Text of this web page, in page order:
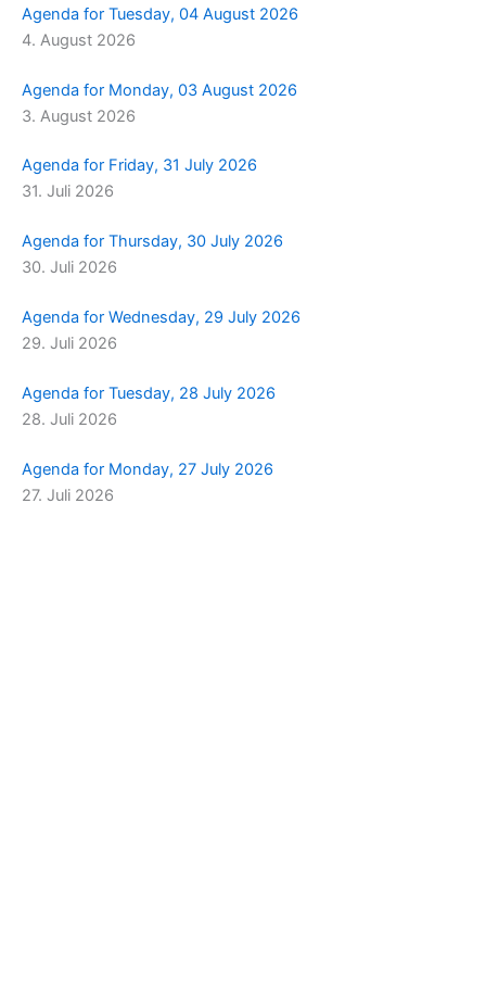
Agenda for Tuesday, 04 August 2026
4. August 2026
Agenda for Monday, 03 August 2026
3. August 2026
Agenda for Friday, 31 July 2026
31. Juli 2026
Agenda for Thursday, 30 July 2026
30. Juli 2026
Agenda for Wednesday, 29 July 2026
29. Juli 2026
Agenda for Tuesday, 28 July 2026
28. Juli 2026
Agenda for Monday, 27 July 2026
27. Juli 2026